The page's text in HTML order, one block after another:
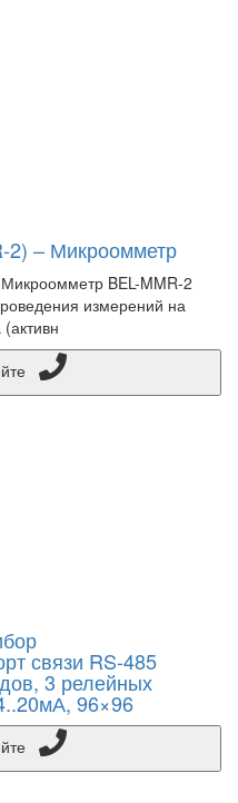
2) – Микроомметр
BEL-MMR-2
измерений на
связи RS-485
3 релейных
96×96